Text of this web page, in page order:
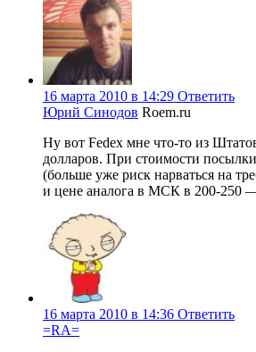
16 марта 2010 в 14:29 Ответить
Юрий Синодов Roem.ru
Ну вот Fedex мне что-то из
долларов. При стоимости
(больше уже риск нарваться на
и цене аналога в МСК в 200-250
16 марта 2010 в 14:36 Ответить
=RA=